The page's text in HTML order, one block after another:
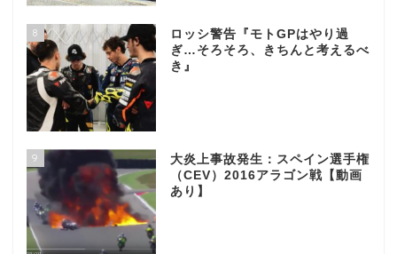
8
ロッシ警告『モトGPはやり過
ぎ…そろそろ、きちんと考えるべ
き』
9
大炎上事故発生：スペイン選手権
（CEV）2016アラゴン戦【動画
あり】